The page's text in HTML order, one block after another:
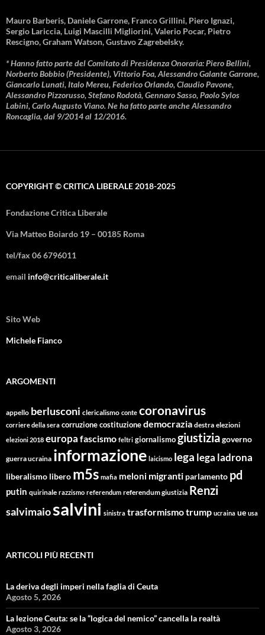
Mauro Barberis, Daniele Garrone, Franco Grillini, Piero Ignazi,
Sergio Lariccia, Luigi Mascilli Migliorini, Valerio Pocar, Pietro
Rescigno, Graham Watson, Gustavo Zagrebelsky.
* Hanno fatto parte del Comitato di Presidenza Onoraria: Piero Bellini,
Norberto Bobbio (Presidente), Vittorio Foa, Alessandro Galante Garrone,
Giancarlo Lunati, Italo Mereu, Federico Orlando, Claudio Pavone,
Alessandro Pizzorusso, Stefano Rodotà, Gennaro Sasso, Paolo Sylos
Labini, Carlo Augusto Viano. Ne ha fatto parte anche Alessandro
Roncaglia, dal 9/2014 al 12/2016.
COPYRIGHT © CRITICA LIBERALE 2018-2025
Fondazione Critica Liberale
Via Matteo Boiardo 19 – 00185 Roma
tel/fax 06 6796011
email info@criticaliberale.it
Sito Web
Michele Fianco
ARGOMENTI
appello berlusconi clericalismo conte coronavirus
corriere della sera corruzionecostituzionedemocrazia destra elezioni
elezioni 2018 europa fascismo feltri giornalismogiustiziagoverno
guerra ucraina informazione laicismo lega lega ladrona
liberalismo libero m5s mafia meloni migranti parlamento pd
putin quirinale razzismo referendum referendum giustizia Renzi
salvimaiosalvini sinistra trasformismotrump ucraina ue usa
ARTICOLI PIÙ RECENTI
La deriva degli imperi nella faglia di Ceuta
Agosto 5, 2026
La lezione Ceuta: se la “logica del nemico” cancella la realtà
Agosto 3, 2026